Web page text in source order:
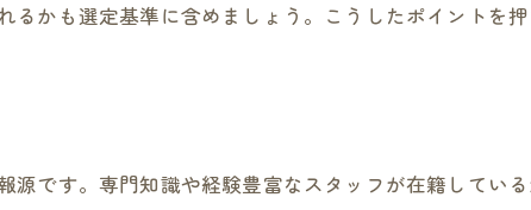
ネットワーク活用法
前準備の極意
る資料準備方法
かも選定基準に含めましょう。こうしたポイントを
です。専門知識や経験豊富なスタッフが在籍している